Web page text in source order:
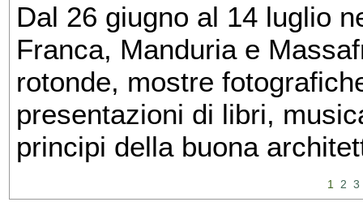
Dal 26 giugno al 14 luglio
Franca, Manduria e
rotonde, mostre
presentazioni di libri,
principi della buona
1 2 3